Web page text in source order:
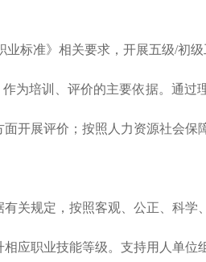
标准》相关要求，开展五级/初级
为培训、评价的主要依据。通过
开展评价；按照人力资源社会保
关规定，按照客观、公正、科学
应职业技能等级。支持用人单位